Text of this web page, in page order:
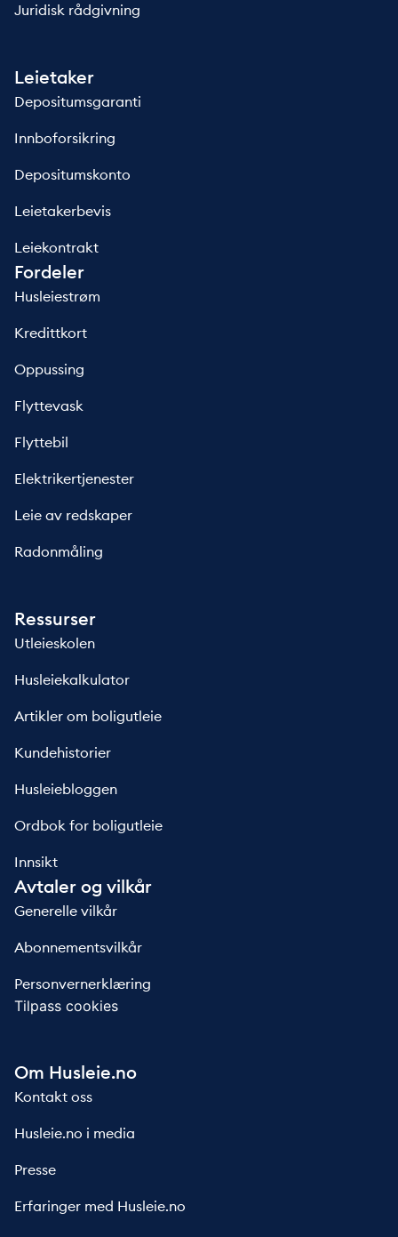
Juridisk rådgivning
Leietaker
Depositumsgaranti
Innboforsikring
Depositumskonto
Leietakerbevis
Leiekontrakt
Fordeler
Husleiestrøm
Kredittkort
Oppussing
Flyttevask
Flyttebil
Elektrikertjenester
Leie av redskaper
Radonmåling
Ressurser
Utleieskolen
Husleiekalkulator
Artikler om boligutleie
Kundehistorier
Husleiebloggen
Ordbok for boligutleie
Innsikt
Avtaler og vilkår
Generelle vilkår
Abonnementsvilkår
Personvernerklæring
Tilpass cookies
Om Husleie.no
Kontakt oss
Husleie.no i media
Presse
Erfaringer med Husleie.no